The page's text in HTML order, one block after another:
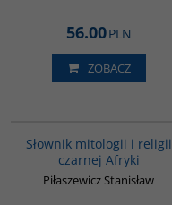
56.00PLN
ZOBACZ
Słownik mitologii i religii
czarnej Afryki
Piłaszewicz Stanisław